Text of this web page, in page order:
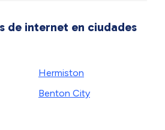
de internet en ciudades
Hermiston
Benton City